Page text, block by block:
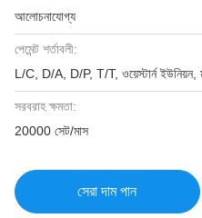
আলোচনাযোগ্য
পেমেন্ট শর্তাবলী:
L/C, D/A, D/P, T/T, ওয়েস্টার্ন ইউনিয়ন,
সরবরাহ ক্ষমতা:
20000 সেট/মাস
সেরা দাম পান